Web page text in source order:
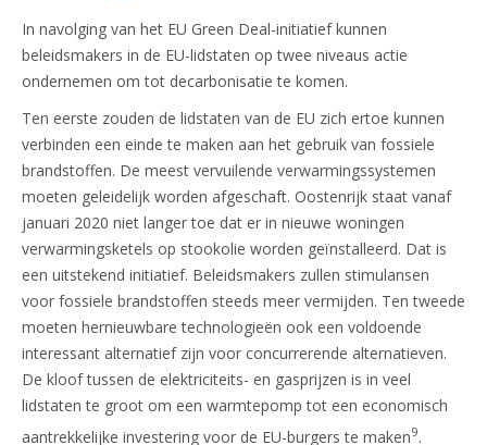
In navolging van het EU Green Deal-initiatief kunnen
beleidsmakers in de EU-lidstaten op twee niveaus actie
ondernemen om tot decarbonisatie te komen.
Ten eerste zouden de lidstaten van de EU zich ertoe kunnen
verbinden een einde te maken aan het gebruik van fossiele
brandstoffen. De meest vervuilende verwarmingssystemen
moeten geleidelijk worden afgeschaft. Oostenrijk staat vanaf
januari 2020 niet langer toe dat er in nieuwe woningen
verwarmingsketels op stookolie worden geïnstalleerd. Dat is
een uitstekend initiatief. Beleidsmakers zullen stimulansen
voor fossiele brandstoffen steeds meer vermijden. Ten tweede
moeten hernieuwbare technologieën ook een voldoende
interessant alternatief zijn voor concurrerende alternatieven.
De kloof tussen de elektriciteits- en gasprijzen is in veel
lidstaten te groot om een warmtepomp tot een economisch
aantrekkelijke investering voor de EU-burgers te maken9.